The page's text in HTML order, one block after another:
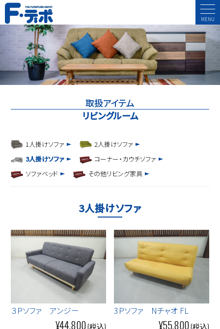
MENU
取扱アイテム
リビングルーム
1人掛けソファ
2人掛けソファ
3人掛けソファ
コーナー・カウチソファ
ソファベッド
その他リビング家具
3人掛けソファ
３Ｐソファ アンジー
¥44,800
3Ｐソファ Nチャオ FL
¥55,800